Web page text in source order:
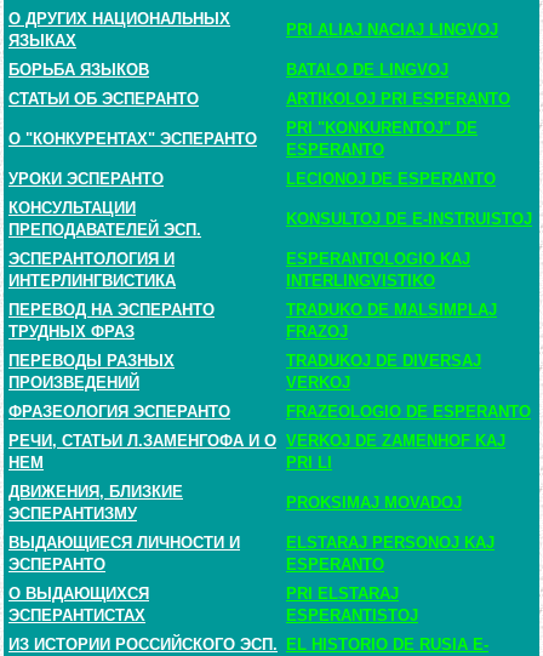
О ДРУГИХ НАЦИОНАЛЬНЫХ
ЯЗЫКАХ
PRI ALIAJ NACIAJ LINGVOJ
БОРЬБА ЯЗЫКОВ
BATALO DE LINGVOJ
СТАТЬИ ОБ ЭСПЕРАНТО
ARTIKOLOJ PRI ESPERANTO
О "КОНКУРЕНТАХ" ЭСПЕРАНТО
PRI "KONKURENTOJ" DE
ESPERANTO
УРОКИ ЭСПЕРАНТО
LECIONOJ DE ESPERANTO
КОНСУЛЬТАЦИИ
ПРЕПОДАВАТЕЛЕЙ ЭСП.
KONSULTOJ DE E-INSTRUISTOJ
ЭСПЕРАНТОЛОГИЯ И
ИНТЕРЛИНГВИСТИКА
ESPERANTOLOGIO KAJ
INTERLINGVISTIKO
ПЕРЕВОД НА ЭСПЕРАНТО
ТРУДНЫХ ФРАЗ
TRADUKO DE MALSIMPLAJ
FRAZOJ
ПЕРЕВОДЫ РАЗНЫХ
ПРОИЗВЕДЕНИЙ
TRADUKOJ DE DIVERSAJ
VERKOJ
ФРАЗЕОЛОГИЯ ЭСПЕРАНТО
FRAZEOLOGIO DE ESPERANTO
РЕЧИ, СТАТЬИ Л.ЗАМЕНГОФА И О
НЕМ
VERKOJ DE ZAMENHOF KAJ
PRI LI
ДВИЖЕНИЯ, БЛИЗКИЕ
ЭСПЕРАНТИЗМУ
PROKSIMAJ MOVADOJ
ВЫДАЮЩИЕСЯ ЛИЧНОСТИ И
ЭСПЕРАНТО
ELSTARAJ PERSONOJ KAJ
ESPERANTO
О ВЫДАЮЩИХСЯ
ЭСПЕРАНТИСТАХ
PRI ELSTARAJ
ESPERANTISTOJ
ИЗ ИСТОРИИ РОССИЙСКОГО ЭСП.
EL HISTORIO DE RUSIA E-